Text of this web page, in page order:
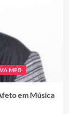
MPB
em Música